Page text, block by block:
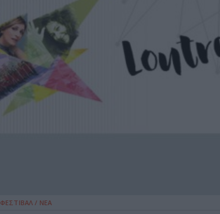
ΦΕΣΤΙΒΑΛ / ΝΕΑ